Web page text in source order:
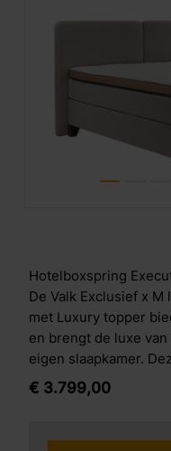
Hotelboxspring
De Valk Exclusief x
met Luxury topper
en brengt de luxe
eigen slaapkamer.
volgens de hoogste
geavanceerde M line
uitgevoerde
€ 3.799,00